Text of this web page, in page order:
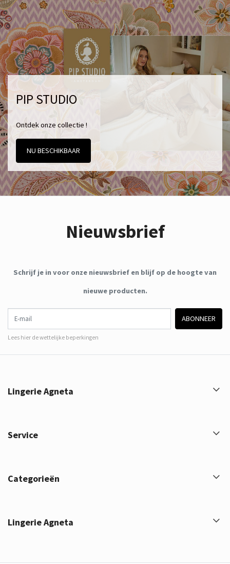
PIP STUDIO
Ontdek onze collectie !
NU BESCHIKBAAR
Nieuwsbrief
Schrijf je in voor onze nieuwsbrief en blijf op de hoogte van
nieuwe producten.
ABONNEER
Lees hier de wettelijke beperkingen
Lingerie Agneta
Service
Categorieën
Lingerie Agneta